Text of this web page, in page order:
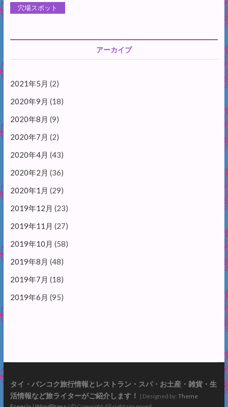
穴場スポット
アーカイブ
2021年5月 (2)
2020年9月 (18)
2020年8月 (9)
2020年7月 (2)
2020年4月 (43)
2020年2月 (36)
2020年1月 (29)
2019年12月 (23)
2019年11月 (27)
2019年10月 (58)
2019年8月 (48)
2019年7月 (18)
2019年6月 (95)
タイ・バンコク旅行情報とレストラン・スパ・お土産・雑貨・生
活情報など旅ライターがご紹介します！ | Designed by: Theme